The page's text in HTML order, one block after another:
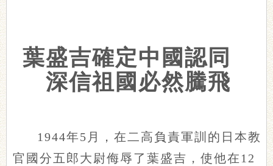
葉盛吉確定中國認同
深信祖國必然騰飛
1944年5月，在二高負責軍訓的日本教
官國分五郎大尉侮辱了葉盛吉，使他在12